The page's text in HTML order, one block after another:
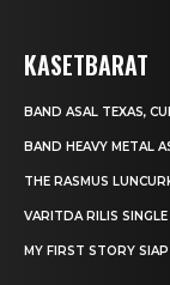
KASETBARAT
BAND ASAL TEXAS,
BAND HEAVY METAL
THE RASMUS
VARITDA RILIS
MY FIRST STORY